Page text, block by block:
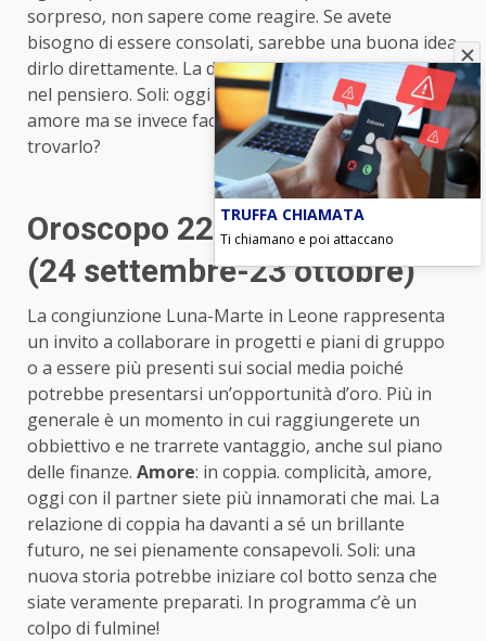
sorpreso, non sapere come reagire. Se avete
bisogno di essere consolati, sarebbe una buona idea
dirlo direttamente. La dolce metà non può leggervi
nel pensiero. Soli: oggi sognate di vivere un grande
amore ma se invece faceste un piccolo sforzo per
trovarlo?
Oroscopo 22 giugno Bilancia
(24 settembre-23 ottobre)
La congiunzione Luna-Marte in Leone rappresenta
un invito a collaborare in progetti e piani di gruppo
o a essere più presenti sui social media poiché
potrebbe presentarsi un’opportunità d’oro. Più in
generale è un momento in cui raggiungerete un
obbiettivo e ne trarrete vantaggio, anche sul piano
delle finanze. Amore: in coppia. complicità, amore,
oggi con il partner siete più innamorati che mai. La
relazione di coppia ha davanti a sé un brillante
futuro, ne sei pienamente consapevoli. Soli: una
nuova storia potrebbe iniziare col botto senza che
siate veramente preparati. In programma c’è un
colpo di fulmine!
TRUFFA CHIAMATA
Ti chiamano e poi attaccano